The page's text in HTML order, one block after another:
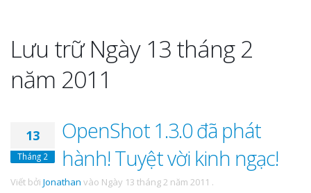
Lưu trữ Ngày 13 tháng 2
năm 2011
13
Tháng 2
OpenShot 1.3.0 đã phát
hành! Tuyệt vời kinh ngạc!
Viết bởi Jonathan vào Ngày 13 tháng 2 năm 2011 .